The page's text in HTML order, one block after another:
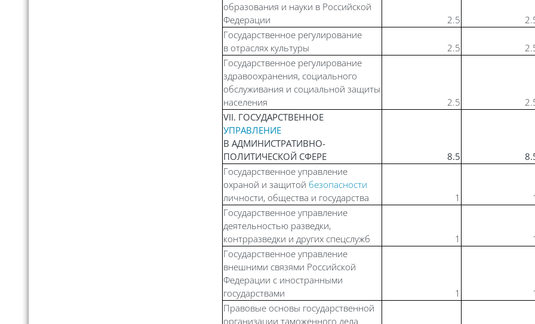
образования и науки в Российской
Федерации
2.5
Государственное регулирование
в отраслях культуры
2.5
Государственное регулирование
здравоохранения, социального
обслуживания и социальной защиты
населения
2.5
VII. ГОСУДАРСТВЕННОЕ
УПРАВЛЕНИЕ
В АДМИНИСТРАТИВНО-
ПОЛИТИЧЕСКОЙ СФЕРЕ
8.5
Государственное управление
охраной и защитой безопасности
личности, общества и государства
1 1
Государственное управление
деятельностью разведки,
контрразведки и других спецслужб
1 1
Государственное управление
внешними связями Российской
Федерации с иностранными
государствами
1 1
Правовые основы государственной
организации таможенного дела